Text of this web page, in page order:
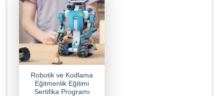
Robotik ve Kodlama
Eğitmenlik Eğitimi
Sertifika Programı